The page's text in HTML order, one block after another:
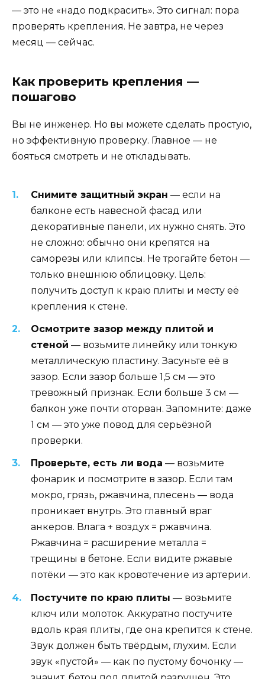
— это не «надо подкрасить». Это сигнал: пора
проверять крепления. Не завтра, не через
месяц — сейчас.
Как проверить крепления —
пошагово
Вы не инженер. Но вы можете сделать простую,
но эффективную проверку. Главное — не
бояться смотреть и не откладывать.
Снимите защитный экран — если на
балконе есть навесной фасад или
декоративные панели, их нужно снять. Это
не сложно: обычно они крепятся на
саморезы или клипсы. Не трогайте бетон —
только внешнюю облицовку. Цель:
получить доступ к краю плиты и месту её
крепления к стене.
Осмотрите зазор между плитой и
стеной — возьмите линейку или тонкую
металлическую пластину. Засуньте её в
зазор. Если зазор больше 1,5 см — это
тревожный признак. Если больше 3 см —
балкон уже почти оторван. Запомните: даже
1 см — это уже повод для серьёзной
проверки.
Проверьте, есть ли вода — возьмите
фонарик и посмотрите в зазор. Если там
мокро, грязь, ржавчина, плесень — вода
проникает внутрь. Это главный враг
анкеров. Влага + воздух = ржавчина.
Ржавчина = расширение металла =
трещины в бетоне. Если видите ржавые
потёки — это как кровотечение из артерии.
Постучите по краю плиты — возьмите
ключ или молоток. Аккуратно постучите
вдоль края плиты, где она крепится к стене.
Звук должен быть твёрдым, глухим. Если
звук «пустой» — как по пустому бочонку —